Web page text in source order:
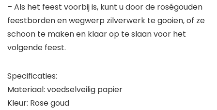
– Als het feest voorbij is, kunt u door de roségouden
feestborden en wegwerp zilverwerk te gooien, of ze
schoon te maken en klaar op te slaan voor het
volgende feest.
Specificaties:
Materiaal: voedselveilig papier
Kleur: Rose goud